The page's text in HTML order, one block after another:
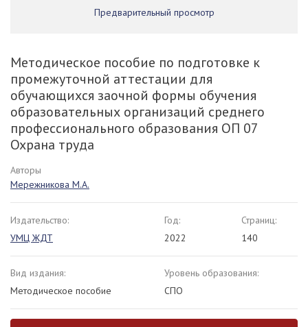
Предварительный просмотр
Методическое пособие по подготовке к
промежуточной аттестации для
обучающихся заочной формы обучения
образовательных организаций среднего
профессионального образования ОП 07
Охрана труда
Авторы
Мережникова М.А.
Издательство:
УМЦ ЖДТ
Год:
2022
Страниц:
140
Вид издания:
Методическое пособие
Уровень образования:
СПО